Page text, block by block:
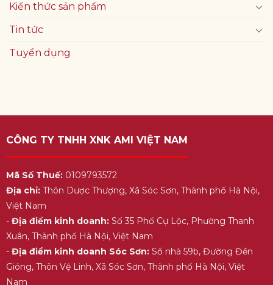
Kiến thức sản phẩm
Tin tức
Tuyển dụng
CÔNG TY TNHH XNK AMI VIỆT NAM
Mã Số Thuế:0109793572
Địa chỉ:Thôn Dược Thượng, Xã Sóc Sơn, Thành phố Hà Nội,
Việt Nam
- Địa điểm kinh doanh:Số 35 Phố Cự Lộc, Phường Thanh
Xuân, Thành phố Hà Nội, Việt Nam
- Địa điểm kinh doanh Sóc Sơn:Số nhà 59b, Đường Đền
Gióng, Thôn Vệ Linh, Xã Sóc Sơn, Thành phố Hà Nội, Việt
Nam